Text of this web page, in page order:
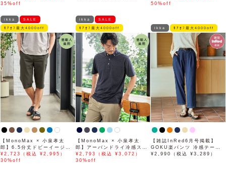
35%off
さん着用モデル」
50%off
ikka SALE
ﾓｱｵﾌ最大4000off
【MonoMax × 小泉孝太
郎】6.5分丈ドビーイージー
ハーフパンツ「小泉孝太郎さ
ん着用モデル」
¥2,723（税込 ¥2,995）
30%off
ikka SALE
ﾓｱｵﾌ最大4000off
【MonoMax × 小泉孝太
郎】アーバンドライ冷感スイ
スボタンダウンポロシャツ
「小泉孝太郎さん着用モデ
¥2,793（税込 ¥3,072）
30%off
ikka ﾓｱｵﾌ最大4000off
【雑誌InRed6月号掲載】
GOKU楽パンツ 冷感テーパ
ード【接触冷感】
¥2,990（税込 ¥3,289）